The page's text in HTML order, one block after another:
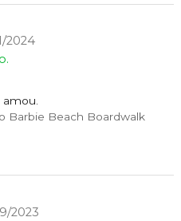
2024
amou.
Barbie Beach Boardwalk
2023